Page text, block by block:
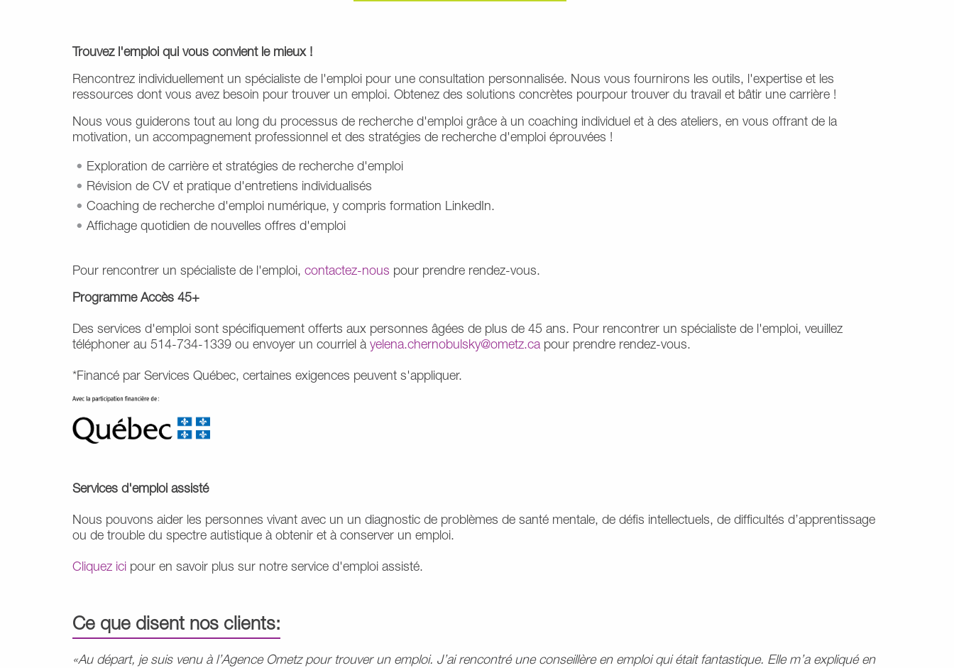
Trouvez l'emploi qui vous convient le mieux !
Rencontrez individuellement un spécialiste de l'emploi pour une consultation personnalisée. Nous vous fournirons les outils, l'expertise et les
ressources dont vous avez besoin pour trouver un emploi. Obtenez des solutions concrètes pourpour trouver du travail et bâtir une carrière !
Nous vous guiderons tout au long du processus de recherche d'emploi grâce à un coaching individuel et à des ateliers, en vous offrant de la
motivation, un accompagnement professionnel et des stratégies de recherche d'emploi éprouvées !
Exploration de carrière et stratégies de recherche d'emploi
Révision de CV et pratique d'entretiens individualisés
Coaching de recherche d'emploi numérique, y compris formation LinkedIn.
Affichage quotidien de nouvelles offres d'emploi
Pour rencontrer un spécialiste de l'emploi, contactez-nous pour prendre rendez-vous.
Programme Accès 45+
Des services d'emploi sont spécifiquement offerts aux personnes âgées de plus de 45 ans. Pour rencontrer un spécialiste de l'emploi, veuillez
téléphoner au 514-734-1339 ou envoyer un courriel à yelena.chernobulsky@ometz.ca pour prendre rendez-vous.
*Financé par Services Québec, certaines exigences peuvent s'appliquer.
Services d'emploi assisté
Nous pouvons aider les personnes vivant avec un un diagnostic de problèmes de santé mentale, de défis intellectuels, de difficultés d’apprentissage
ou de trouble du spectre autistique à obtenir et à conserver un emploi.
Cliquez ici pour en savoir plus sur notre service d'emploi assisté.
Ce que disent nos clients:
«Au départ, je suis venu à l’Agence Ometz pour trouver un emploi. J’ai rencontré une conseillère en emploi qui était fantastique. Elle m’a expliqué en